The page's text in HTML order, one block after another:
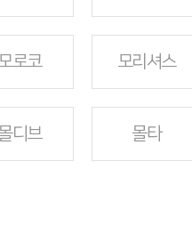
로코 모리셔스
디브 몰타